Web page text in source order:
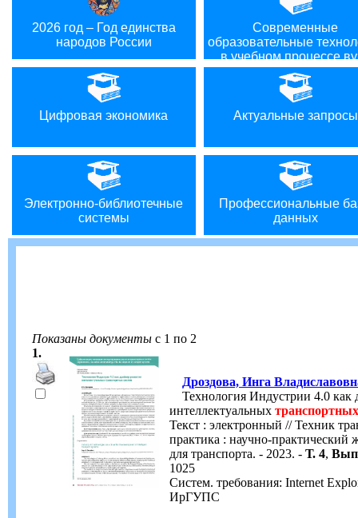
2026 год – Год единства
народов России
Современные
образовательные
в учебном процессе
Цифровая экономика Актуальные запросы
Электронно-библиотечные
системы
Профессиональные
данных
Показаны документы с 1 по 2
1.
Дроздова, Инга
Технология Индустрии 4.0 как
интеллектуальных транспортных
Текст : электронный // Техник
практика : научно-практический
для транспорта. - 2023. - Т. 4,
1025
Систем. требования: Internet
ИрГУПС